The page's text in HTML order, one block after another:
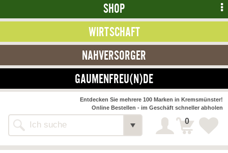
SHOP
WIRTSCHAFT
NAHVERSORGER
GAUMENFREU(N)DE
Alle Webseiten
Entdecken Sie mehrere 100 Marken in Kremsmünster!
Online Bestellen - im Geschäft schneller abholen
0
NAHVERSORGER
>> Bauernmarkt << Detail
Bäckerei-Konditorei-Café